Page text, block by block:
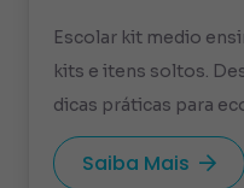
Escolar kit medio
kits e itens soltos.
dicas práticas para
Saiba Mais